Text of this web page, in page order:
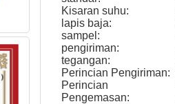
Kisaran suhu:
lapis baja:
sampel:
pengiriman:
tegangan:
Perincian Pengiriman:
Perincian
Pengemasan: